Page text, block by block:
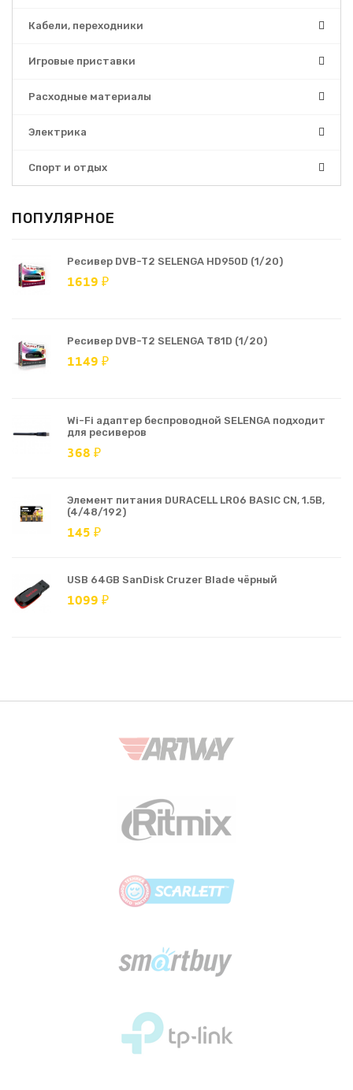
Кабели, переходники
Игровые приставки
Расходные материалы
Электрика
Спорт и отдых
ПОПУЛЯРНОЕ
Ресивер DVB-T2 SELENGA HD950D (1/20)
1619 ₽
Ресивер DVB-T2 SELENGA T81D (1/20)
1149 ₽
Wi-Fi адаптер беспроводной SELENGA подходит
для ресиверов
368 ₽
Элемент питания DURACELL LR06 BASIC CN, 1.5В,
(4/48/192)
145 ₽
USB 64GB SanDisk Cruzer Blade чёрный
1099 ₽